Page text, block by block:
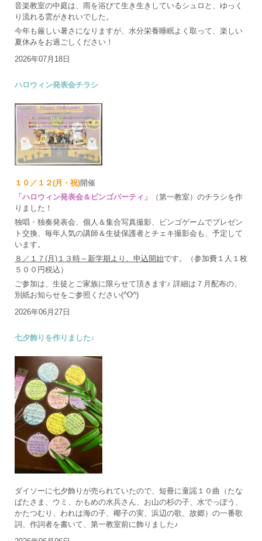
音楽教室の中庭は、雨を浴びて生き生きしているシュロと、ゆっく
り流れる雲がきれいでした。
今年も厳しい暑さになりますが、水分栄養睡眠よく取って、楽しい
夏休みをお過ごしください！
2026年07月18日
ハロウィン発表会チラシ
１０／１２(月・祝)開催
「ハロウィン発表会＆ビンゴパーティ」
（第一教室）のチラシを作
りました！
独唱・独奏発表会、個人＆集合写真撮影、ビンゴゲームでプレゼン
ト交換、毎年人気の講師＆生徒保護者とチェキ撮影会も、予定して
います。
８／１７(月)１３時～新学期より、申込開始です。（参加費１人１枚
５００円税込）
ご参加は、生徒とご家族に限らせて頂きます♪ 詳細は７月配布の、
別紙お知らせをご参照ください(^O^)
2026年06月27日
七夕飾りを作りました♪
ダイソーに七夕飾りが売られていたので、短冊に童謡１０曲（たな
ばたさま、ウミ、かもめの水兵さん、お山の杉の子、水でっぽう、
かたつむり、われは海の子、椰子の実、浜辺の歌、故郷）の一番歌
詞、作詞者を書いて、第一教室前に飾りました♪